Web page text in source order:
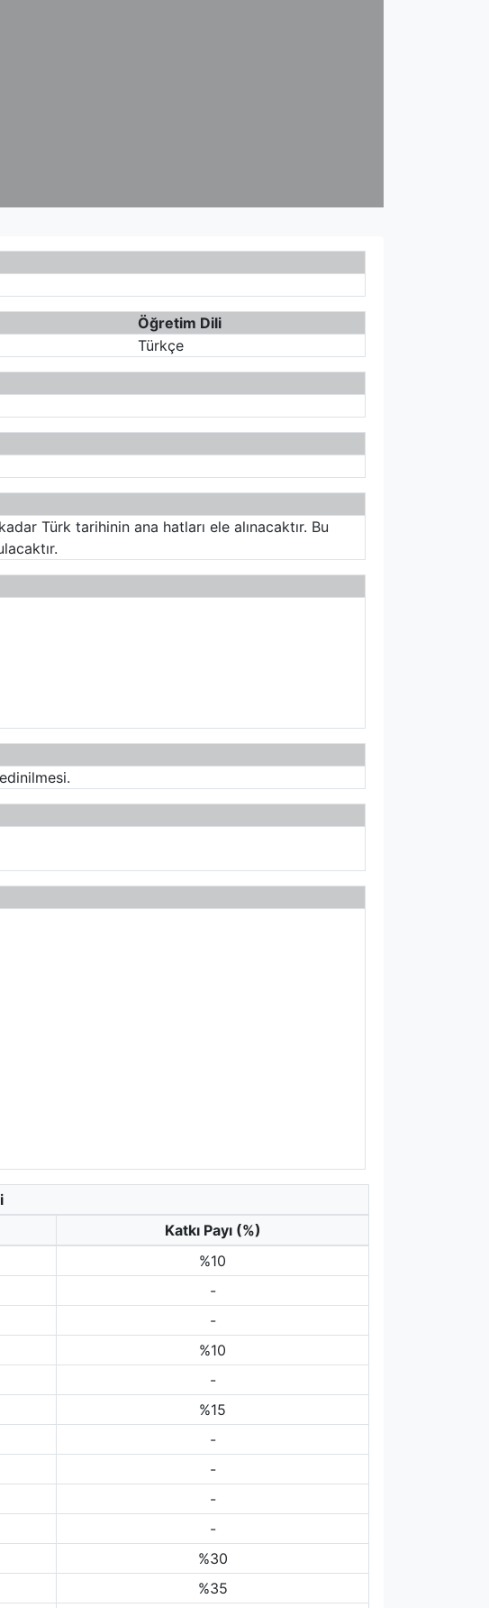
Öğretim Dili
Türkçe
Türk tarihinin ana hatları ele alınacaktır. Bu
Katkı Payı (%)
%10
-
-
%10
-
%15
-
-
-
-
%30
%35